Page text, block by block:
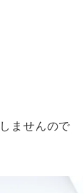
ませんので